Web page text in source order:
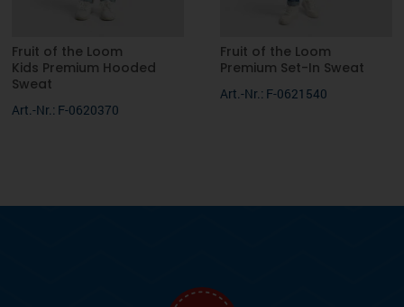
Fruit of the Loom
Kids Premium Hooded
Sweat
Art.-Nr.: F-0620370
Fruit of the Loom
Premium Set-In Sweat
Art.-Nr.: F-0621540